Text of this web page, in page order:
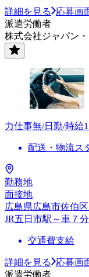
詳細を見る
応募画
派遣労働者
株式会社ジャパン・
力仕事無/日勤/時給
配送・物流ス
勤務地
面接地
広島県広島市佐伯
JR五日市駅～車７分
交通費支給
詳細を見る
応募画
派遣労働者